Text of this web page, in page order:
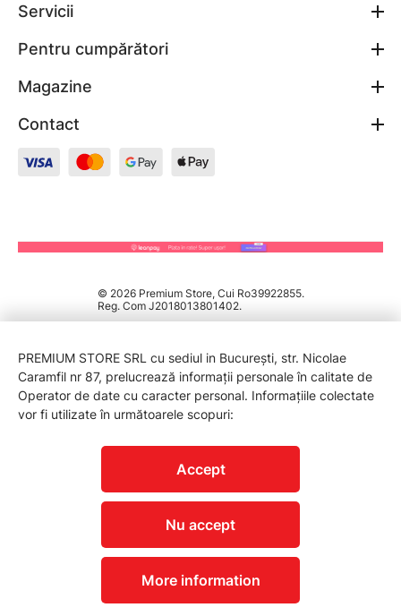
Servicii
Pentru cumpărători
Magazine
Contact
© 2026 Premium Store, Cui Ro39922855.
Reg. Com J2018013801402.
PREMIUM STORE SRL cu sediul in București, str. Nicolae
Caramfil nr 87, prelucrează informații personale în calitate de
Operator de date cu caracter personal. Informațiile colectate
vor fi utilizate în următoarele scopuri:
Accept
Nu accept
More information